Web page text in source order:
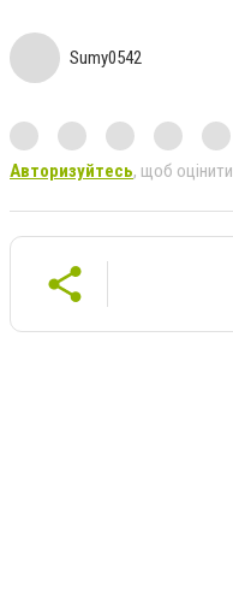
Sumy0542
Авторизуйтесь, щоб оцінити